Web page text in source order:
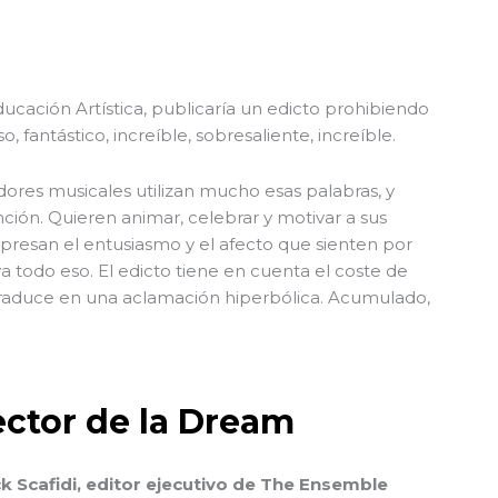
Artística, publicaría un edicto prohibiendo
fantástico, increíble, sobresaliente, increíble.
musicales utilizan mucho esas palabras, y
Quieren animar, celebrar y motivar a sus
el entusiasmo y el afecto que sienten por
todo eso. El edicto tiene en cuenta el coste de
en una aclamación hiperbólica. Acumulado,
de la Dream
Scafidi, editor ejecutivo de The Ensemble